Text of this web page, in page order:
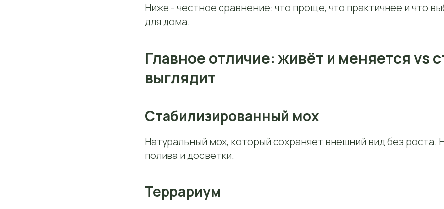
Ниже - честное сравнение: что проще, что практичнее и что
для дома.
Главное отличие: живёт и меняется vs
выглядит
Стабилизированный мох
Натуральный мох, который сохраняет внешний вид без роста.
полива и досветки.
Террариум